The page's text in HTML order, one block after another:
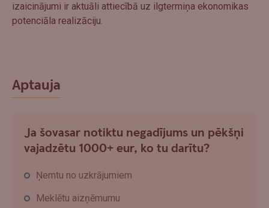
izaicinājumi ir aktuāli attiecībā uz ilgtermiņa ekonomikas
potenciāla realizāciju.
Aptauja
Ja šovasar notiktu negadījums un pēkšņi
vajadzētu 1000+ eur, ko tu darītu?
Ņemtu no uzkrājumiem
Meklētu aizņēmumu